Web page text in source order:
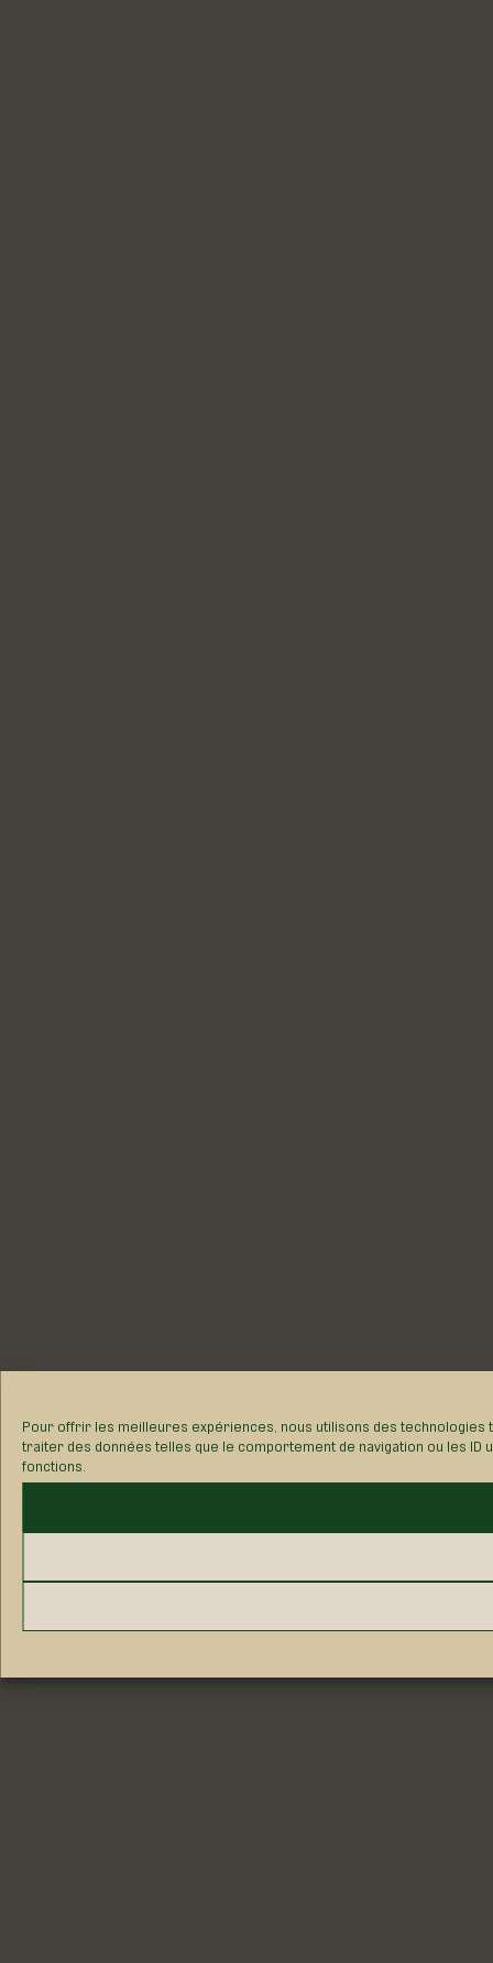
Pour offrir les meilleures expériences, nous utilisons des
traiter des données telles que le comportement de navigation ou les
fonctions.